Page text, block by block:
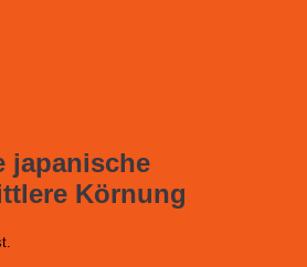
japanische
Körnung